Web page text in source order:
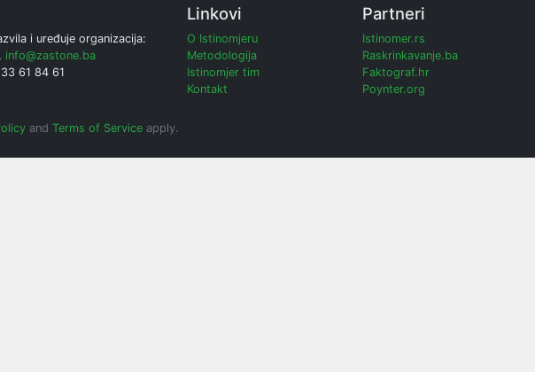
i uređuje organizacija:
info@zastone.ba
61 84 61
Linkovi
O Istinomjeru
Metodologija
Istinomjer tim
Kontakt
Partneri
Istinomer.rs
Raskrinkavanje.ba
Faktograf.hr
Poynter.org
and Terms of Service apply.